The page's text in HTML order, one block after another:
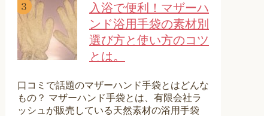
入浴で便利！マザーハ
ンド浴用手袋の素材別
選び方と使い方のコツ
とは。
口コミで話題のマザーハンド手袋とはどんな
もの？ マザーハンド手袋とは、有限会社ラ
ッシュが販売している天然素材の浴用手袋